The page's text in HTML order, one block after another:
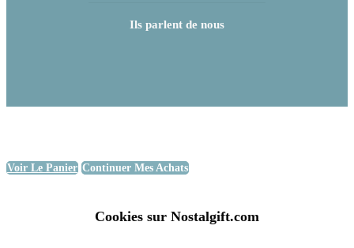
Ils parlent de nous
Voir Le Panier Continuer Mes Achats
Cookies sur Nostalgift.com